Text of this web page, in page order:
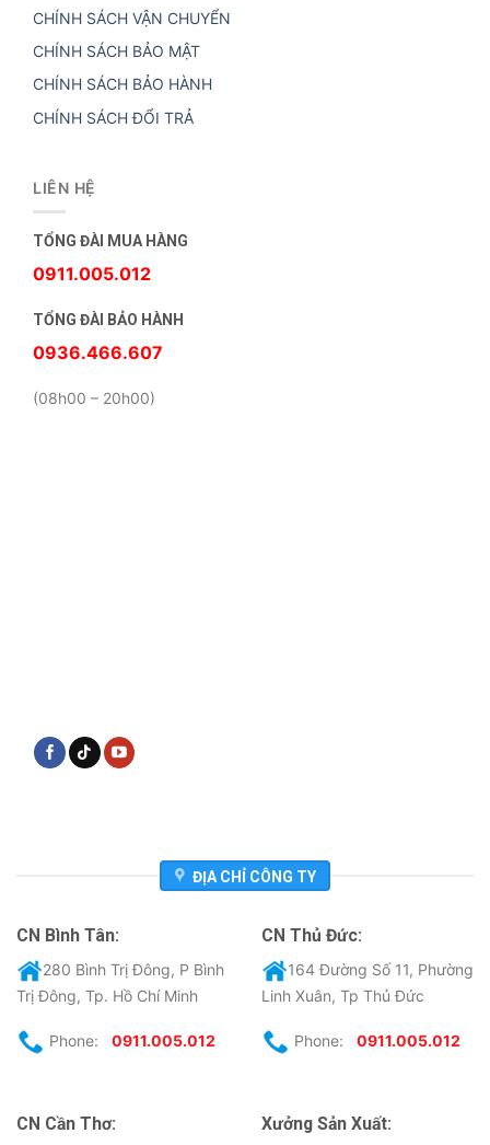
CHÍNH SÁCH VẬN CHUYỂN
CHÍNH SÁCH BẢO MẬT
CHÍNH SÁCH BẢO HÀNH
CHÍNH SÁCH ĐỔI TRẢ
LIÊN HỆ
TỔNG ĐÀI MUA HÀNG
0911.005.012
TỔNG ĐÀI BẢO HÀNH
0936.466.607
(08h00 – 20h00)
ĐỊA CHỈ CÔNG TY
CN Bình Tân:
280 Bình Trị Đông, P Bình
Trị Đông, Tp. Hồ Chí Minh
Phone: 0911.005.012
CN Thủ Đức:
164 Đường Số 11, Phường
Linh Xuân, Tp Thủ Đức
Phone: 0911.005.012
CN Cần Thơ: Xưởng Sản Xuất: